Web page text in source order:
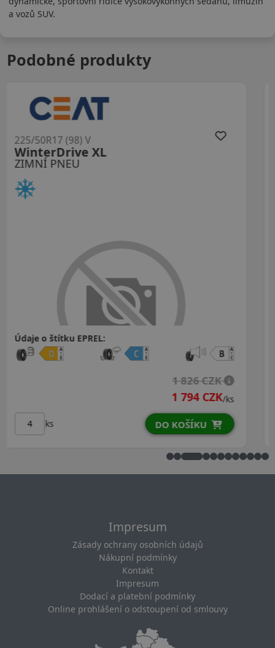
a vozů SUV.
Podobné produkty
ZIMNÍ PNEU
S944 Observe XL
225/50R17 (98) V
Údaje o štítku EPREL:
2 579 CZK
2 378 CZK
DO KOŠÍKU
Impresum
Zásady ochrany osobních údajů
Nákupní podmínky
Kontakt
Impresum
Dodací a platební podmínky
Online prohlášení o odstoupení od smlouvy